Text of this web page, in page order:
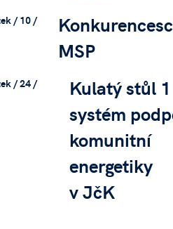
/ 10 /
MSP
/ 24 /
Kulatý stůl
systém
komunitní
energetiky
v JčK